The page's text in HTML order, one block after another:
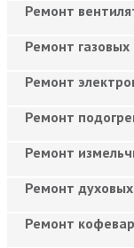
Ремонт
Ремонт газовых
Ремонт
Ремонт
Ремонт
Ремонт
Ремонт